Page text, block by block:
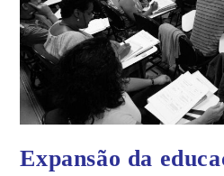
Expansão da